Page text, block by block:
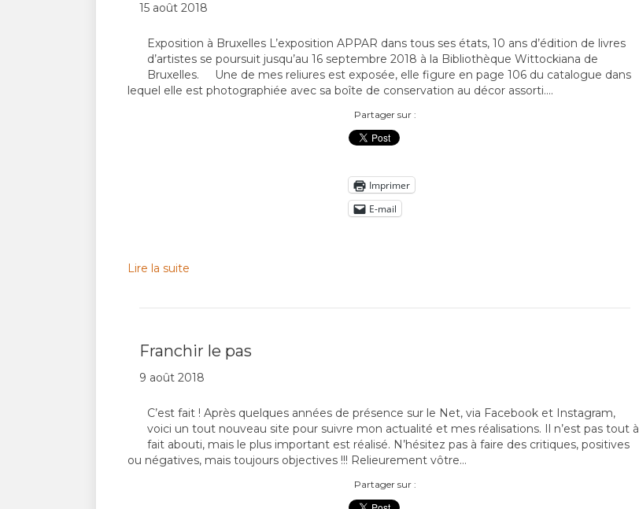
15 août 2018
Exposition à Bruxelles L’exposition APPAR dans tous ses états, 10 ans d’édition de livres
d’artistes se poursuit jusqu’au 16 septembre 2018 à la Bibliothèque Wittockiana de
Bruxelles. Une de mes reliures est exposée, elle figure en page 106 du catalogue dans
lequel elle est photographiée avec sa boîte de conservation au décor assorti.…
Partager sur :
Imprimer
E-mail
Lire la suite
Franchir le pas
9 août 2018
C’est fait ! Après quelques années de présence sur le Net, via Facebook et Instagram,
voici un tout nouveau site pour suivre mon actualité et mes réalisations. Il n’est pas tout à
fait abouti, mais le plus important est réalisé. N’hésitez pas à faire des critiques, positives
ou négatives, mais toujours objectives !!! Relieurement vôtre…
Partager sur :